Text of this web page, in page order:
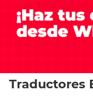
Traductores